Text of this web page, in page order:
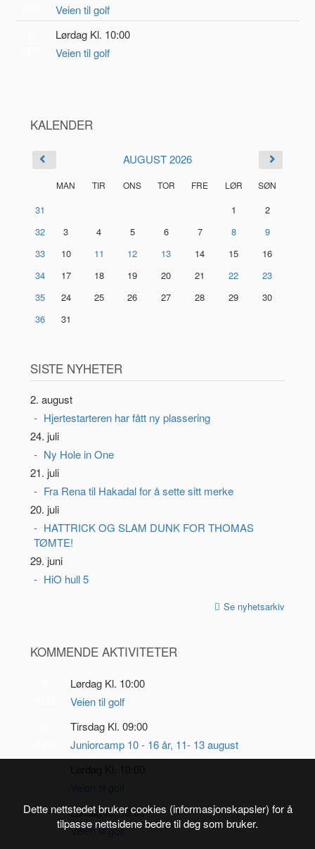
Veien til golf
Lørdag Kl. 10:00
Veien til golf
KALENDER
AUGUST 2026
MAN TIR ONS TOR FRE LØR SØN
31 1
2
32
3 4 5 6 7 8
9
33
10 11 12 13 14 15
16
34
17 18 19 20 21 22
23
35
24 25 26 27 28 29
30
36
31
SISTE NYHETER
2. august
Hjertestarteren har fått ny plassering
24. juli
Ny Hole in One
21. juli
Fra Rena til Hakadal for å sette sitt merke
20. juli
HATTRICK OG SLAM DUNK FOR THOMAS
TØMTE!
29. juni
HiO hull 5
Se nyhetsarkiv
KOMMENDE AKTIVITETER
Lørdag Kl. 10:00
Veien til golf
Tirsdag Kl. 09:00
Juniorcamp 10 - 16 år, 11- 13 august
5
Lørdag Kl. 10:00
Veien til golf
Dette nettstedet bruker cookies (informasjonskapsler) for å
tilpasse nettsidene bedre til deg som bruker.